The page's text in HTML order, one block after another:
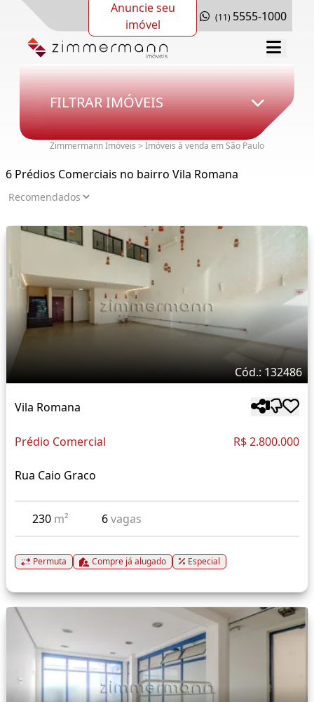
Anuncie seu
imóvel
(11) 5555-1000
FILTRAR IMÓVEIS
Zimmermann Imóveis > Imóveis à venda em São Paulo
6 Prédios Comerciais no bairro Vila Romana
Cód.: 132486
Vila Romana
Prédio Comercial R$ 2.800.000
Rua Caio Graco
230 m² 6vagas
Permuta Compre já alugado Especial